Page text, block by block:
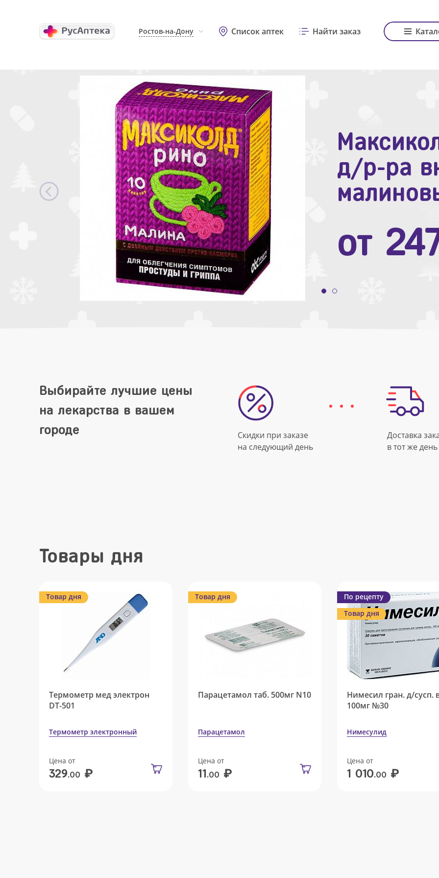
Ростов-на-Дону Список аптек Найти заказ
д/р-ра
от
Зодак
№10
от
Выбирайте лучшие цены
на лекарства в вашем
городе
Скидки при заказе
на следующий день
Доставка
в тот же день
Товары дня
Товар дня
Термометр мед электрон
DT-501
Термометр электронный
Цена от
329.00 ₽
Товар дня
Парацетамол таб. 500мг N10
Парацетамол
Цена от
11.00 ₽
По рецепту
Товар дня
Нимесил гран. д/сусп.
100мг №30
Нимесулид
Цена от
1 010.00 ₽